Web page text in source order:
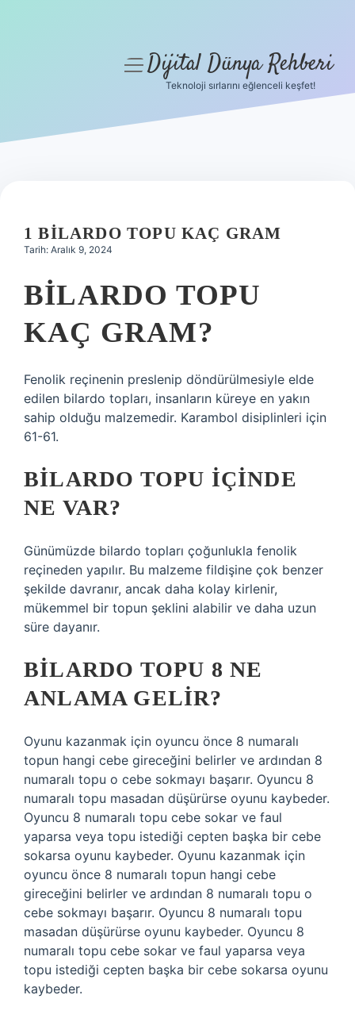
Hakkımızda
menüyüDijital Dünya Rehberi
Teknoloji sırlarını eğlenceli keşfet!
1 BILARDO TOPU KAÇ GRAM
Tarih: Aralık 9, 2024
BILARDO TOPU
KAÇ GRAM?
Fenolik reçinenin preslenip döndürülmesiyle elde
edilen bilardo topları, insanların küreye en yakın
sahip olduğu malzemedir. Karambol disiplinleri için
61-61.
BILARDO TOPU IÇINDE
NE VAR?
Günümüzde bilardo topları çoğunlukla fenolik
reçineden yapılır. Bu malzeme fildişine çok benzer
şekilde davranır, ancak daha kolay kirlenir,
mükemmel bir topun şeklini alabilir ve daha uzun
süre dayanır.
BILARDO TOPU 8 NE
ANLAMA GELIR?
Oyunu kazanmak için oyuncu önce 8 numaralı
topun hangi cebe gireceğini belirler ve ardından 8
numaralı topu o cebe sokmayı başarır. Oyuncu 8
numaralı topu masadan düşürürse oyunu kaybeder.
Oyuncu 8 numaralı topu cebe sokar ve faul
yaparsa veya topu istediği cepten başka bir cebe
sokarsa oyunu kaybeder. Oyunu kazanmak için
oyuncu önce 8 numaralı topun hangi cebe
gireceğini belirler ve ardından 8 numaralı topu o
cebe sokmayı başarır. Oyuncu 8 numaralı topu
masadan düşürürse oyunu kaybeder. Oyuncu 8
numaralı topu cebe sokar ve faul yaparsa veya
topu istediği cepten başka bir cebe sokarsa oyunu
kaybeder.